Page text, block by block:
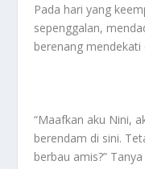
Pada hari yang
sepenggalan,
berenang mendekati
“Maafkan aku Nini,
berendam di sini.
berbau amis?”